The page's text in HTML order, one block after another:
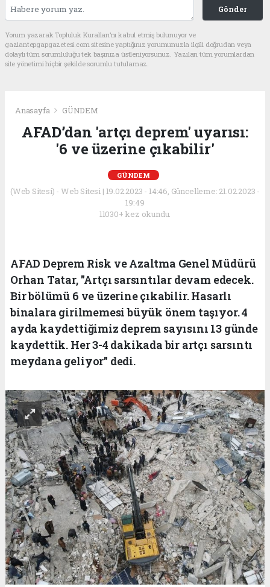
Gönder
Yorum yazarak Topluluk Kuralları’nı kabul etmiş bulunuyor ve
gaziantepgapgazetesi.com sitesine yaptığınız yorumunuzla ilgili doğrudan veya
dolaylı tüm sorumluluğu tek başınıza üstleniyorsunuz. Yazılan tüm yorumlardan
site yönetimi hiçbir şekilde sorumlu tutulamaz.
Anasayfa GÜNDEM
AFAD’dan 'artçı deprem' uyarısı:
'6 ve üzerine çıkabilir'
GÜNDEM
(Web Sitesi) - Web Sitesi | 19.02.2023 - 14:46, Güncelleme: 21.02.2023 -
19:49
11030+ kez okundu.
AFAD Deprem Risk ve Azaltma Genel Müdürü
Orhan Tatar, "Artçı sarsıntılar devam edecek.
Bir bölümü 6 ve üzerine çıkabilir. Hasarlı
binalara girilmemesi büyük önem taşıyor. 4
ayda kaydettiğimiz deprem sayısını 13 günde
kaydettik. Her 3-4 dakikada bir artçı sarsıntı
meydana geliyor" dedi.